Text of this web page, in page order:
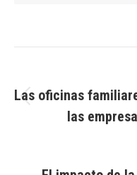
navigation
Las oficinas
las